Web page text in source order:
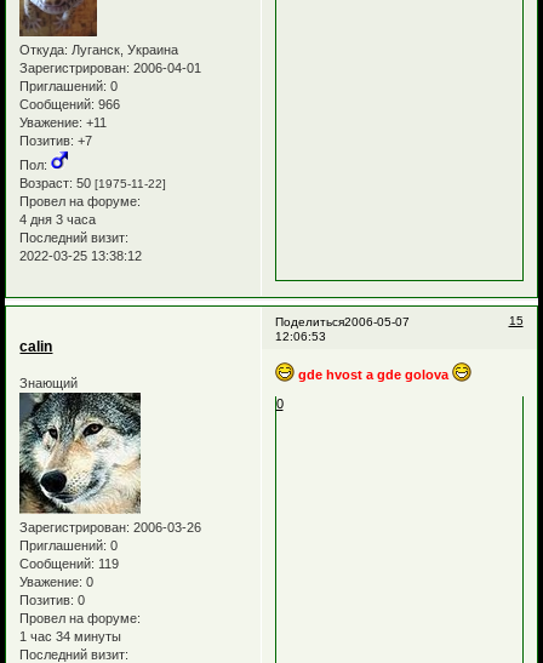
Откуда: Луганск, Украина
Зарегистрирован: 2006-04-01
Приглашений: 0
Сообщений: 966
Уважение: +11
Позитив: +7
Пол:
Возраст: 50[1975-11-22]
Провел на форуме:
4 дня 3 часа
Последний визит:
2022-03-25 13:38:12
Поделиться 15
2006-05-07
12:06:53
calin
Знающий
Зарегистрирован: 2006-03-26
Приглашений: 0
Сообщений: 119
Уважение: 0
Позитив: 0
Провел на форуме:
1 час 34 минуты
Последний визит:
gde hvost a gde golova
0